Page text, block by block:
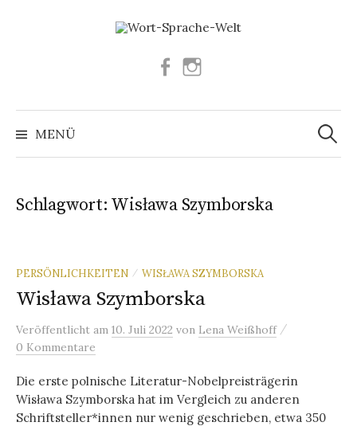
Facebook
MENÜ
Suchen
nach:
Schlagwort: Wisława Szymborska
PERSÖNLICHKEITEN / WISŁAWA SZYMBORSKA
Wisława Szymborska
Veröffentlicht am 10. Juli 2022 von Lena Weißhoff /
0 Kommentare
Die erste polnische Literatur-Nobelpreisträgerin
Wisława Szymborska hat im Vergleich zu anderen
Schriftsteller*innen nur wenig geschrieben, etwa 350